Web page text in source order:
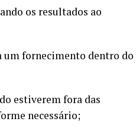
os resultados ao
um fornecimento dentro do
estiverem fora das
necessário;